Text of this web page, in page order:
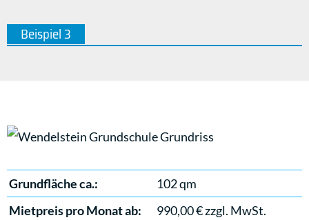
Beispiel 3
Grundfläche ca.:
102 qm
Mietpreis pro Monat ab:
990,00 € zzgl. MwSt.